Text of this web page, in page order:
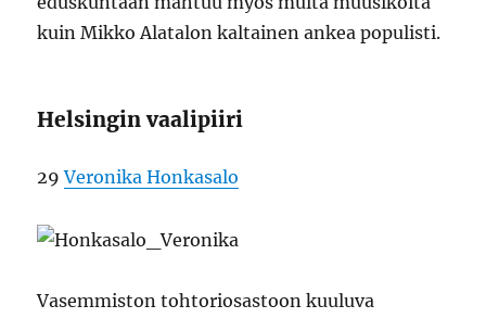
kuin Mikko Alatalon kaltainen ankea populisti.
Helsingin vaalipiiri
29Veronika Honkasalo
Vasemmiston tohtoriosastoon kuuluva